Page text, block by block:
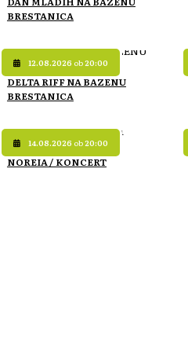
BRESTANICA
12.08.2026 ob20:00
DELTA RIFF NA BAZENU
BRESTANICA
14.08.2026 ob20:00
NOREIA / KONCERT